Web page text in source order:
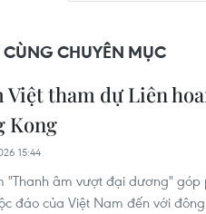
CÙNG CHUYÊN MỤC
Việt tham dự Liên
Kong
15:44
"Thanh âm vượt đại dương"
đáo của Việt Nam đến với